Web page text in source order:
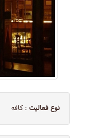
نوع فعالیت : کافه